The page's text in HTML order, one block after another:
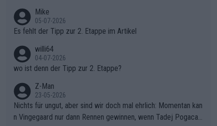
en.Teurer Sekundenpoker: Die Quittung sind nun 15 Sekunden
Rückstand im Gesamtklassement – ein Polster, das Niewiado
gibt. Diese Etappe wird sicher als der psychologische Wendep
unkt dieser Tour in die Geschichte eingehen. Wenn man bei so
einem harten Aufstieg einmal den Moment verpasst und der K
onkurrentin die "zweite Luft" schenkt, ist der Schaden am Ber
g kaum noch zu reparieren.Vor uns liegt nun das große Finale R
ichtung Nizza. Niewiadoma hat psychologisch Oberwasser, ab
er SD Worx und Vollering müssen jetzt All-In gehen. (gregman
r die gehört nicht in dieses Medium!
Mike
05-07-2026
Es fehlt der Tipp zur 2. Etappe im Artikel
willi64
04-07-2026
wo ist denn der Tipp zur 2. Etappe?
Z-Man
23-05-2026
Nichts für ungut, aber sind wir doch mal ehrlich: Momentan kan
n Vingegaard nur dann Rennen gewinnen, wenn Tadej Pogacar